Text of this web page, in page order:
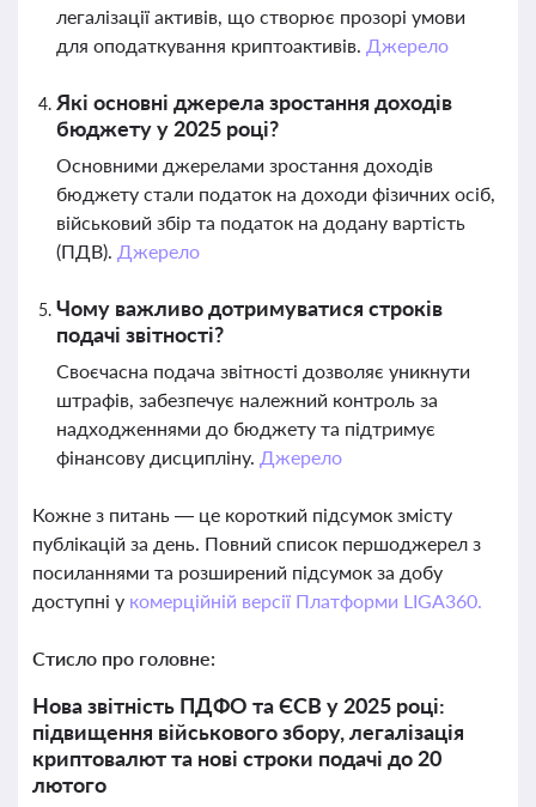
легалізації активів, що створює прозорі умови
для оподаткування криптоактивів. Джерело
Які основні джерела зростання доходів
бюджету у 2025 році?
Основними джерелами зростання доходів
бюджету стали податок на доходи фізичних осіб,
військовий збір та податок на додану вартість
(ПДВ). Джерело
Чому важливо дотримуватися строків
подачі звітності?
Своєчасна подача звітності дозволяє уникнути
штрафів, забезпечує належний контроль за
надходженнями до бюджету та підтримує
фінансову дисципліну. Джерело
Кожне з питань — це короткий підсумок змісту
публікацій за день. Повний список першоджерел з
посиланнями та розширений підсумок за добу
доступні у комерційній версії Платформи LIGA360.
Стисло про головне:
Нова звітність ПДФО та ЄСВ у 2025 році:
підвищення військового збору, легалізація
криптовалют та нові строки подачі до 20
лютого